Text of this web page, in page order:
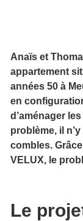
Anaïs et
appartement
années 50 à
en
d’aménager
problème, il
combles.
VELUX, le
Le